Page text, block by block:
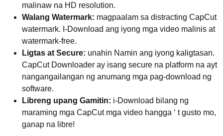
malinaw na HD resolution.
Walang Watermark: magpaalam sa distracting CapCut
watermark. I-Download ang iyong mga video malinis at
watermark-free.
Ligtas at Secure: unahin Namin ang iyong kaligtasan.
CapCut Downloader ay isang secure na platform na ayt
nangangailangan ng anumang mga pag-download ng
software.
Libreng upang Gamitin: i-Download bilang ng
maraming mga CapCut mga video hangga ‘ t gusto mo,
ganap na libre!